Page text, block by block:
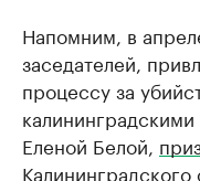
Напомним, в
заседателей,
процессу за
Еленой Белой,
Калининградского